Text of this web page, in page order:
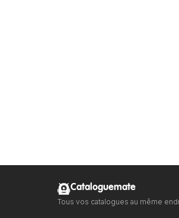
Cataloguemate
Tous vos catalogues au même